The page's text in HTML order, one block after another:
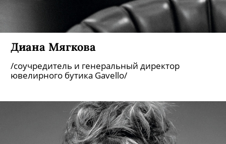
Диана Мягкова
/соучредитель и генеральный директор
ювелирного бутика Gavello/